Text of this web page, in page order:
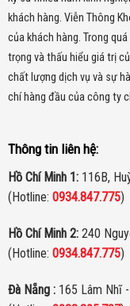
khách hàng. Viễn Thông
của khách hàng. Trong
trọng và thấu hiểu giá trị
chất lượng dịch vụ và sự
chí hàng đầu của công ty
Thông tin liên hệ:
Hồ Chí Minh 1:116B,
(Hotline: 0934.847.775)
Hồ Chí Minh 2:240
(Hotline: 0934.847.775)
Đà Nẵng :165 Lâm Nhĩ -